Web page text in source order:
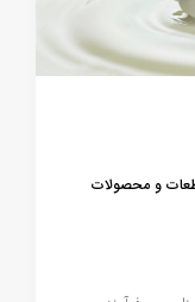
و محصولات